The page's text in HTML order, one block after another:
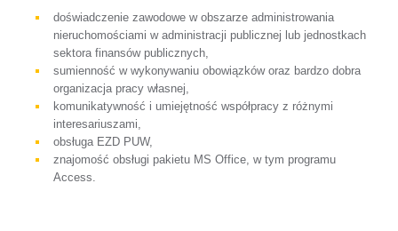
doświadczenie zawodowe w obszarze administrowania
nieruchomościami w administracji publicznej lub jednostkach
sektora finansów publicznych,
sumienność w wykonywaniu obowiązków oraz bardzo dobra
organizacja pracy własnej,
komunikatywność i umiejętność współpracy z różnymi
interesariuszami,
obsługa EZD PUW,
znajomość obsługi pakietu MS Office, w tym programu
Access.